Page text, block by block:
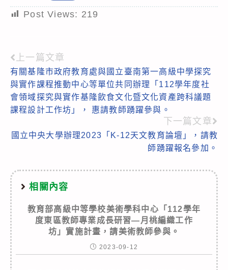
Post Views: 219
Read
more
articles
上一篇文章
有關基隆市政府教育處與國立臺南第一高級中學探究
與實作課程推動中心等單位共同辦理「112學年度社
會領域探究與實作基隆飲食文化暨文化資產跨科議題
課程設計工作坊」， 惠請教師踴躍參與。
下一篇文章
國立中央大學辦理2023「K-12天文教育論壇」，請教
師踴躍報名參加。
相關內容
教育部高級中等學校美術學科中心「112學年
度東區教師專業成長研習—月桃編織工作
坊」實施計畫，請美術教師參與。
2023-09-12